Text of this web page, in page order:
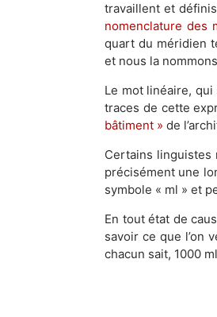
travaillent et
nomenclature des
quart du méridien
et nous la
Le mot linéaire,
traces de cette
bâtiment » de
Certains linguistes
précisément une
symbole « ml » et
En tout état de
savoir ce que l’on
chacun sait, 1000